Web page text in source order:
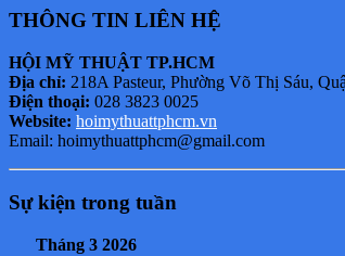
THÔNG TIN LIÊN HỆ
HỘI MỸ THUẬT TP.HCM
Địa chỉ: 218A Pasteur, Phường Võ Thị Sáu,
Điện thoại: 028 3823 0025
Website: hoimythuattphcm.vn
Email: hoimythuattphcm@gmail.com
Sự kiện trong tuần
Tháng 3 2026